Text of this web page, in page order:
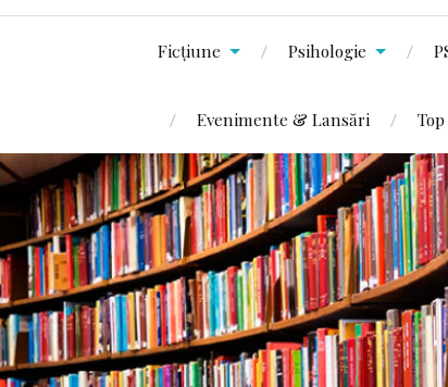
Ficțiune Psihologie
Evenimente & Lansări Top